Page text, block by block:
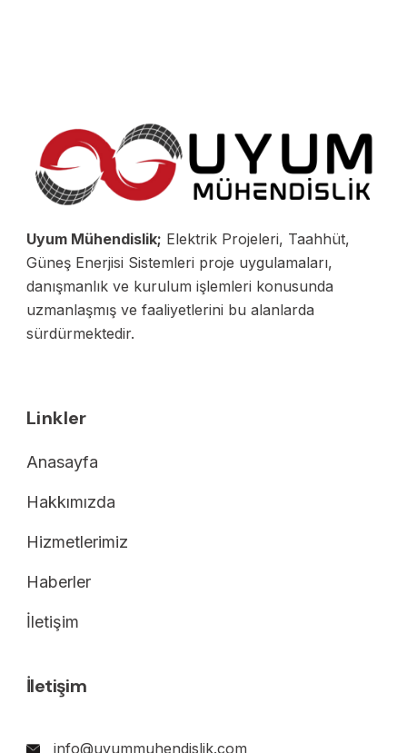
Uyum Mühendislik; Elektrik Projeleri, Taahhüt,
Güneş Enerjisi Sistemleri proje uygulamaları,
danışmanlık ve kurulum işlemleri konusunda
uzmanlaşmış ve faaliyetlerini bu alanlarda
sürdürmektedir.
Linkler
Anasayfa
Hakkımızda
Hizmetlerimiz
Haberler
İletişim
İletişim
info@uyummuhendislik.com